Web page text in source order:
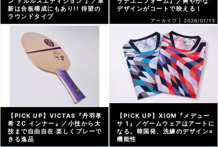
新は合板構成にもあり!! 待望の
ラウンドタイプ
デザインがコートで映える！
アーカイブ | 2026/01/13
【PICK UP】VICTAS『丹羽孝
希 ZC インナー』／小技から大
技まで自由自在 楽しくプレーで
きる逸品
【PICK UP】XIOM『メデュー
サ 1』／ゲームウェアはアートに
なる。韓国発、洗練のデザイン×
機能性